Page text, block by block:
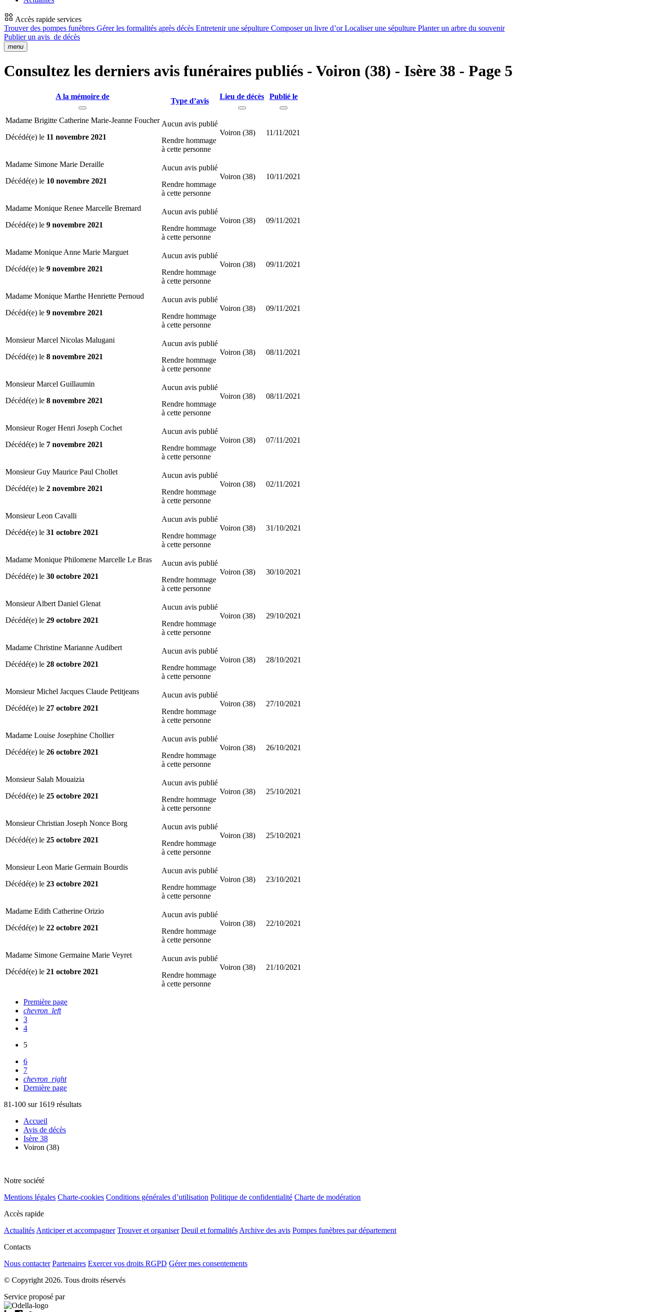
Accès rapide services
Trouver des pompes funèbres Gérer les formalités après décès Entretenir une sépulture Composer un livre d’orLocaliser une sépulture Planter un arbre du souvenir
Publier un avis de décès
menu
Consultez les derniers avis funéraires publiés - Voiron (38) - Isère 38 - Page 5
A la mémoire de
Type d’avis
Lieu de décès Publié le
Madame Brigitte Catherine Marie-Jeanne Foucher
Décédé(e) le 11 novembre 2021
Aucun avis publié
Rendre hommage
à cette personne
Voiron (38) 11/11/2021
Madame Simone Marie Deraille
Décédé(e) le 10 novembre 2021
Aucun avis publié
Rendre hommage
à cette personne
Voiron (38) 10/11/2021
Madame Monique Renee Marcelle Bremard
Décédé(e) le 9 novembre 2021
Aucun avis publié
Rendre hommage
à cette personne
Voiron (38) 09/11/2021
Madame Monique Anne Marie Marguet
Décédé(e) le 9 novembre 2021
Aucun avis publié
Rendre hommage
à cette personne
Voiron (38) 09/11/2021
Madame Monique Marthe Henriette Pernoud
Décédé(e) le 9 novembre 2021
Aucun avis publié
Rendre hommage
à cette personne
Voiron (38) 09/11/2021
Monsieur Marcel Nicolas Malugani
Décédé(e) le 8 novembre 2021
Aucun avis publié
Rendre hommage
à cette personne
Voiron (38) 08/11/2021
Monsieur Marcel Guillaumin
Décédé(e) le 8 novembre 2021
Aucun avis publié
Rendre hommage
à cette personne
Voiron (38) 08/11/2021
Monsieur Roger Henri Joseph Cochet
Décédé(e) le 7 novembre 2021
Aucun avis publié
Rendre hommage
à cette personne
Voiron (38) 07/11/2021
Monsieur Guy Maurice Paul Chollet
Décédé(e) le 2 novembre 2021
Aucun avis publié
Rendre hommage
à cette personne
Voiron (38) 02/11/2021
Monsieur Leon Cavalli
Décédé(e) le 31 octobre 2021
Aucun avis publié
Rendre hommage
à cette personne
Voiron (38) 31/10/2021
Madame Monique Philomene Marcelle Le Bras
Décédé(e) le 30 octobre 2021
Aucun avis publié
Rendre hommage
à cette personne
Voiron (38) 30/10/2021
Monsieur Albert Daniel Glenat
Décédé(e) le 29 octobre 2021
Aucun avis publié
Rendre hommage
à cette personne
Voiron (38) 29/10/2021
Madame Christine Marianne Audibert
Décédé(e) le 28 octobre 2021
Aucun avis publié
Rendre hommage
à cette personne
Voiron (38) 28/10/2021
Monsieur Michel Jacques Claude Petitjeans
Décédé(e) le 27 octobre 2021
Aucun avis publié
Rendre hommage
à cette personne
Voiron (38) 27/10/2021
Madame Louise Josephine Chollier
Décédé(e) le 26 octobre 2021
Aucun avis publié
Rendre hommage
à cette personne
Voiron (38) 26/10/2021
Monsieur Salah Mouaizia
Décédé(e) le 25 octobre 2021
Aucun avis publié
Rendre hommage
à cette personne
Voiron (38) 25/10/2021
Monsieur Christian Joseph Nonce Borg
Décédé(e) le 25 octobre 2021
Aucun avis publié
Rendre hommage
à cette personne
Voiron (38) 25/10/2021
Monsieur Leon Marie Germain Bourdis
Décédé(e) le 23 octobre 2021
Aucun avis publié
Rendre hommage
à cette personne
Voiron (38) 23/10/2021
Madame Edith Catherine Orizio
Décédé(e) le 22 octobre 2021
Aucun avis publié
Rendre hommage
à cette personne
Voiron (38) 22/10/2021
Madame Simone Germaine Marie Veyret
Décédé(e) le 21 octobre 2021
Aucun avis publié
Rendre hommage
à cette personne
Voiron (38) 21/10/2021
Première page
chevron_left
3
4
5
6
7
chevron_right
Dernière page
81-100 sur 1619 résultats
Accueil
Avis de décès
Isère 38
Voiron (38)
Notre société
Mentions légales Charte-cookies Conditions générales d’utilisation Politique de confidentialité Charte de modération
Accès rapide
Actualités Anticiper et accompagner Trouver et organiser Deuil et formalités Archive des avis Pompes funèbres par département
Contacts
Nous contacter Partenaires Exercer vos droits RGPD Gérer mes consentements
© Copyright 2026. Tous droits réservés
Service proposé par